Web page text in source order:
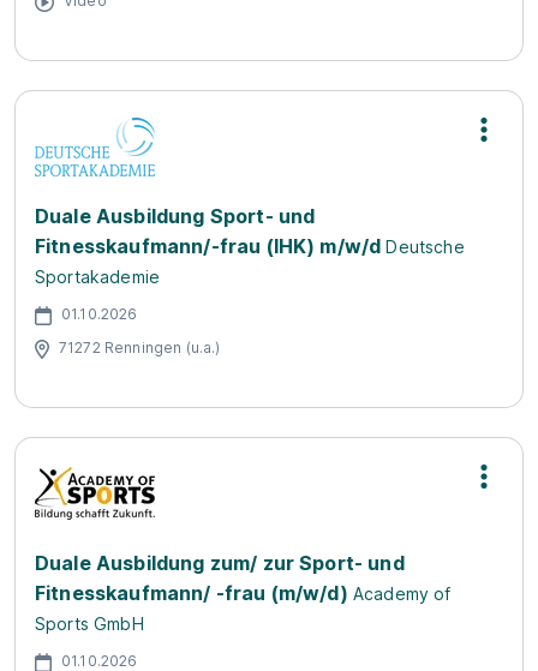
Duale Ausbildung Sport- und
Fitnesskaufmann/-frau (IHK) m/w/d Deutsche
Sportakademie
01.10.2026
71272 Renningen (u.a.)
Duale Ausbildung zum/ zur Sport- und
Fitnesskaufmann/ -frau (m/w/d) Academy of
Sports GmbH
01.10.2026